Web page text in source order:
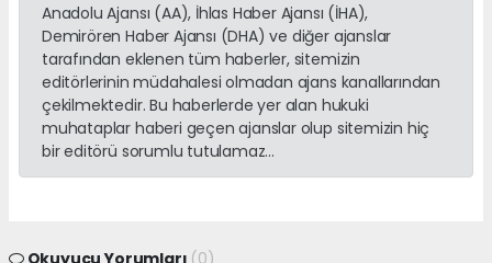
Anadolu Ajansı (AA), İhlas Haber Ajansı (İHA),
Demirören Haber Ajansı (DHA) ve diğer ajanslar
tarafından eklenen tüm haberler, sitemizin
editörlerinin müdahalesi olmadan ajans kanallarından
çekilmektedir. Bu haberlerde yer alan hukuki
muhataplar haberi geçen ajanslar olup sitemizin hiç
bir editörü sorumlu tutulamaz...
Okuyucu Yorumları (0)